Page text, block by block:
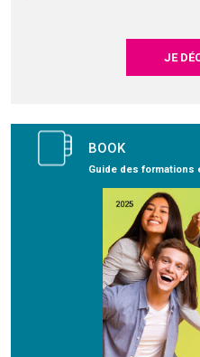
JE
BOOK
Guide des formations